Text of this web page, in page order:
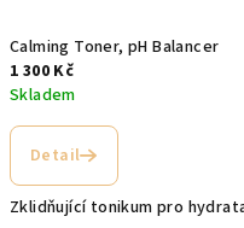
Calming Toner, pH Balancer
1 300 Kč
Skladem
hodnocení
produktu
je
5,0
Detail
Zklidňující tonikum pro